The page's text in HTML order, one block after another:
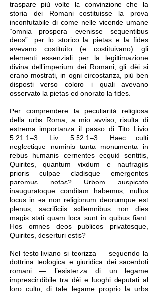
traspare più volte la convinzione che la
storia dei Romani costituisse la prova
inconfutabile di come nelle vicende umane
“omnia prospera evenisse sequentibus
deos”: per lo storico la pietas e la fides
avevano costituito (e costituivano) gli
elementi essenziali per la legittimazione
divina dell’imperium dei Romani; gli dèi si
erano mostrati, in ogni circostanza, più ben
disposti verso coloro i quali avevano
osservato la pietas ed onorato la fides.
Per comprendere la peculiarità religiosa
della urbs Roma, a mio avviso, risulta di
estrema importanza il passo di Tito Livio
5.21.1–3: Liv. 5.52.1–3: Haec culti
neglectique numinis tanta monumenta in
rebus humanis cernentes ecquid sentitis,
Quirites, quantum vixdum e naufragiis
prioris culpae cladisque emergentes
paremus nefas? Urbem auspicato
inauguratoque conditam habemus; nullus
locus in ea non religionum deorumque est
plenus; sacrificiis sollemnibus non dies
magis stati quam loca sunt in quibus fiant.
Hos omnes deos publicos privatosque,
Quirites, deserturi estis?
Nel testo liviano si teorizza — seguendo la
dottrina teologica e giuridica dei sacerdoti
romani — l’esistenza di un legame
imprescindibile tra dèi e luoghi deputati al
loro culto; di tale legame proprio la urbs